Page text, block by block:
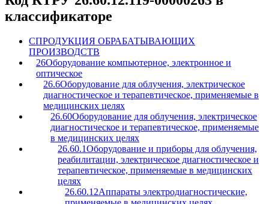
классификаторе
CПРОДУКЦИЯ ОБРАБАТЫВАЮЩИХ
ПРОИЗВОДСТВ
26Оборудование компьютерное, электронное и
оптическое
26.6Оборудование для облучения, электрическое
диагностическое и терапевтическое, применяемые в
медицинских целях
26.60Оборудование для облучения, электрическое
диагностическое и терапевтическое, применяемые
в медицинских целях
26.60.1Оборудование и приборы для облучения,
реабилитации, электрическое диагностическое и
терапевтическое, применяемые в медицинских
целях
26.60.12Аппараты электродиагностические,